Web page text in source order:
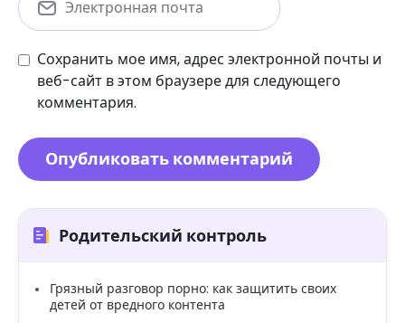
Сохранить мое имя, адрес электронной почты и
веб-сайт в этом браузере для следующего
комментария.
Родительский контроль
Грязный разговор порно: как защитить своих
детей от вредного контента